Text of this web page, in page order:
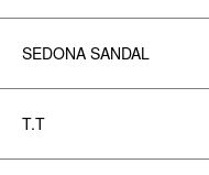
SEDONA SANDAL
T.T